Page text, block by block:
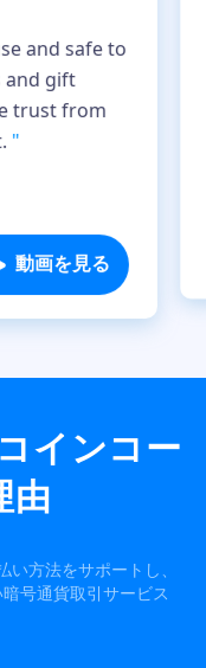
and safe to
and gift
trust from
"
動画を見る
インコー
由
方法をサポートし、
号通貨取引サービス